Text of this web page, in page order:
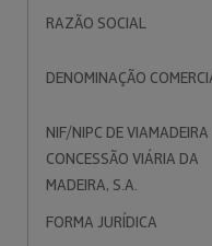
RAZÃO SOCIAL
DENOMINAÇÃO
NIF/NIPC DE
CONCESSÃO VIÁRIA DA
MADEIRA, S.A.
FORMA JURÍDICA